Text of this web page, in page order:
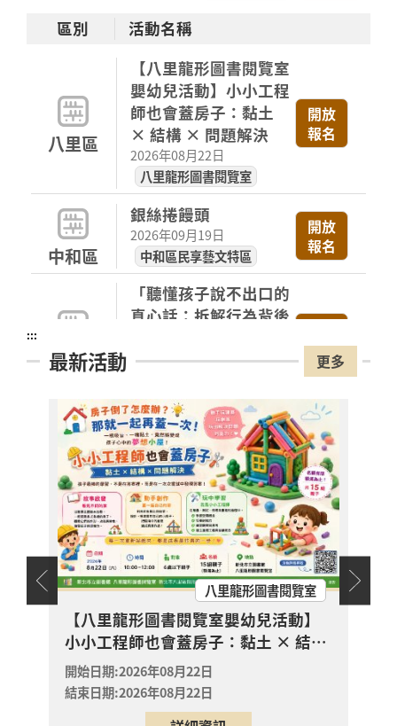
區別 活動名稱
八里區
【八里龍形圖書閱覽室
嬰幼兒活動】小小工程
師也會蓋房子：黏土
× 結構 × 問題解決
2026年08月22日
八里龍形圖書閱覽室
開放
報名
中和區
銀絲捲饅頭
2026年09月19日
中和區民享藝文特區
開放
報名
蘆洲區
「聽懂孩子說不出口的
真心話：拆解行為背後
2026年08月22日
報名
中和區
香蒜麵包
2026年09月19日
中和區民享藝文特區
開放
報名
中和區
海星夾子diy
2026年09月05日
中和員山分館
開放
報名
蘆洲區
「性別平等的無齡自我
寵愛：從保養到妝扮修
飾入門」講座
2026年09月12日
蘆洲集賢分館7樓視聽室
開放
報名
【板橋四維分館】
:::
最新活動 更多
八里龍形圖書閱覽室
【八里龍形圖書閱覽室嬰幼兒活動】
小小工程師也會蓋房子：黏土 × 結構
× 問題解決
開始日期:2026年08月22日
結束日期:2026年08月22日